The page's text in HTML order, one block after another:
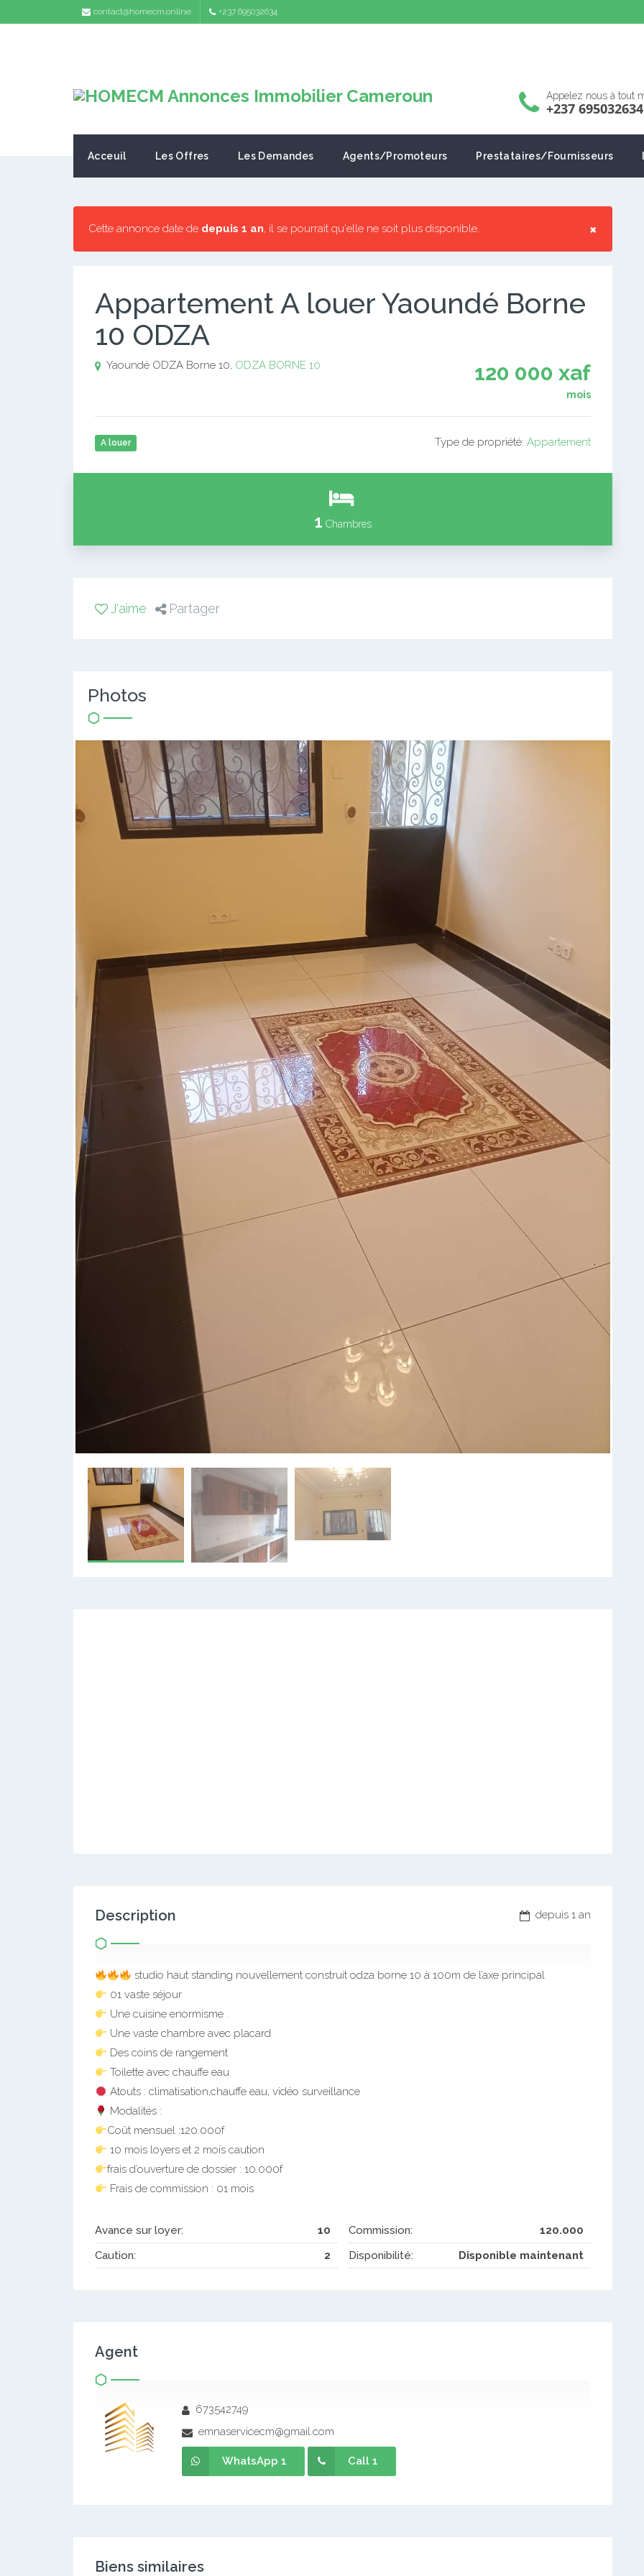
contact@homecm.online +237 695032634
Appelez nous à tout
+237 695032634
Acceuil Les Offres Les Demandes Agents/Promoteurs Prestataires/Fournisseurs
×
Cette annonce date de depuis 1 an, il se pourrait qu'elle ne soit plus disponible.
Appartement A louer Yaoundé Borne
10 ODZA
120 000 xaf
mois
Yaoundé ODZA Borne 10, ODZA BORNE 10
A louer Type de propriété: Appartement
1 Chambres
J'aime Partager
Photos
depuis 1 an
Description
studio haut standing nouvellement construit odza borne 10 à 100m de l’axe principal
01 vaste séjour
Une cuisine enormisme .
Une vaste chambre avec placard
Des coins de rangement
Toilette avec chauffe eau
Atouts : climatisation,chauffe eau, vidéo surveillance
Modalités :
Coût mensuel :120.000f
10 mois loyers et 2 mois caution
frais d’ouverture de dossier : 10.000f
Frais de commission : 01 mois
Avance sur loyer:
10
Caution:
2
Commission:
120.000
Disponibilité:
Disponible maintenant
Agent
673542749
emnaservicecm@gmail.com
WhatsApp 1 Call 1
Biens similaires